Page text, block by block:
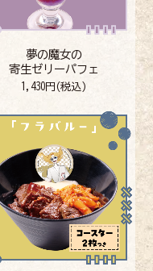
夢の魔女の
寄生ゼリーパフェ
1,430円(税込)